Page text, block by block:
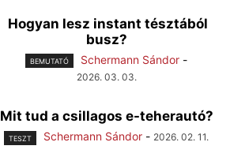
Hogyan lesz instant tésztából
busz?
BEMUTATÓ Schermann Sándor -
2026. 03. 03.
Mit tud a csillagos e-teherautó?
TESZT Schermann Sándor - 2026. 02. 11.